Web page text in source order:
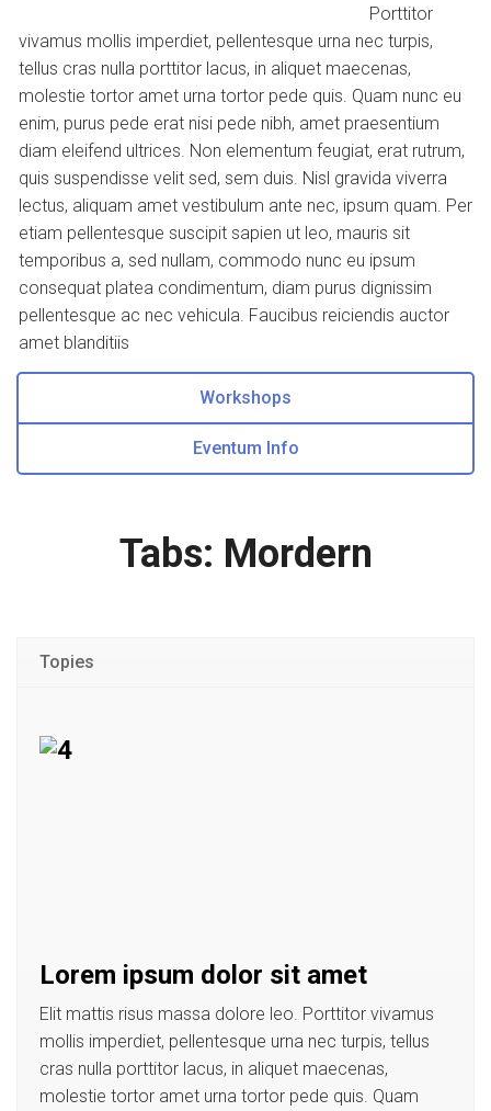
Porttitor
vivamus mollis imperdiet, pellentesque urna nec turpis,
tellus cras nulla porttitor lacus, in aliquet maecenas,
molestie tortor amet urna tortor pede quis. Quam nunc eu
enim, purus pede erat nisi pede nibh, amet praesentium
diam eleifend ultrices. Non elementum feugiat, erat rutrum,
quis suspendisse velit sed, sem duis. Nisl gravida viverra
lectus, aliquam amet vestibulum ante nec, ipsum quam. Per
etiam pellentesque suscipit sapien ut leo, mauris sit
temporibus a, sed nullam, commodo nunc eu ipsum
consequat platea condimentum, diam purus dignissim
pellentesque ac nec vehicula. Faucibus reiciendis auctor
amet blanditiis
Workshops
Eventum Info
Tabs: Mordern
Topies
Lorem ipsum dolor sit amet
Elit mattis risus massa dolore leo. Porttitor vivamus
mollis imperdiet, pellentesque urna nec turpis, tellus
cras nulla porttitor lacus, in aliquet maecenas,
molestie tortor amet urna tortor pede quis. Quam